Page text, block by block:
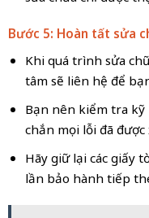
Bước 5: Hoàn tất sửa
Khi quá trình sửa
tâm sẽ liên hệ để
Bạn nên kiểm tra
chắn mọi lỗi đã được
Hãy giữ lại các giấy
lần bảo hành tiếp